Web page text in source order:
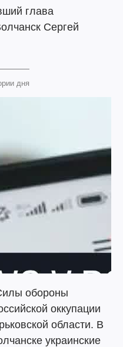
глава
Сергей
дня
обороны
оккупации
области. В
украинские